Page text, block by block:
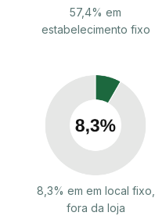
57,4% em
estabelecimento fixo
8,3% em em local fixo,
fora da loja